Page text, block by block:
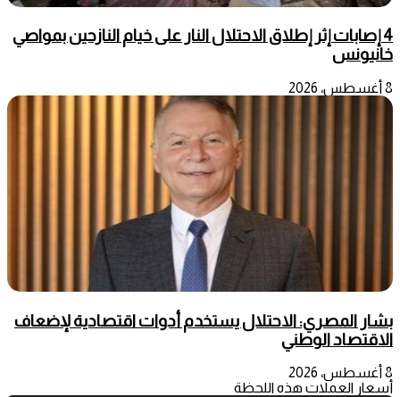
4 إصابات إثر إطلاق الاحتلال النار على خيام النازحين بمواصي
خانيونس
8 أغسطس، 2026
بشار المصري: الاحتلال يستخدم أدوات اقتصادية لإضعاف
الاقتصاد الوطني
8 أغسطس، 2026
أسعار العملات هذه اللحظة